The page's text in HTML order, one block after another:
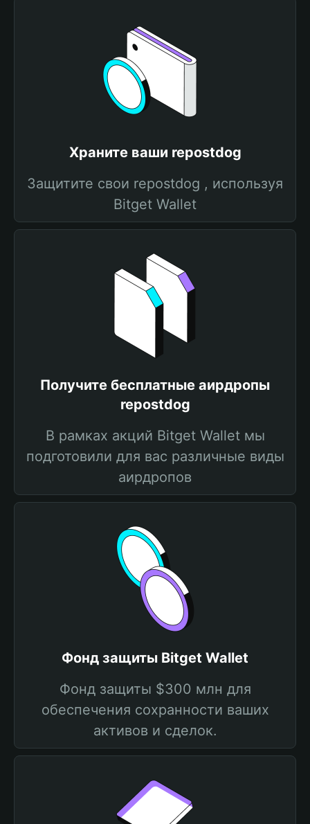
Храните ваши repostdog
Защитите свои repostdog , используя
Bitget Wallet
Получите бесплатные аирдропы
repostdog
В рамках акций Bitget Wallet мы
подготовили для вас различные виды
аирдропов
Фонд защиты Bitget Wallet
Фонд защиты $300 млн для
обеспечения сохранности ваших
активов и сделок.